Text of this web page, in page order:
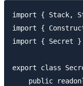
import { Stack,
import {
import { Secret
export class
public